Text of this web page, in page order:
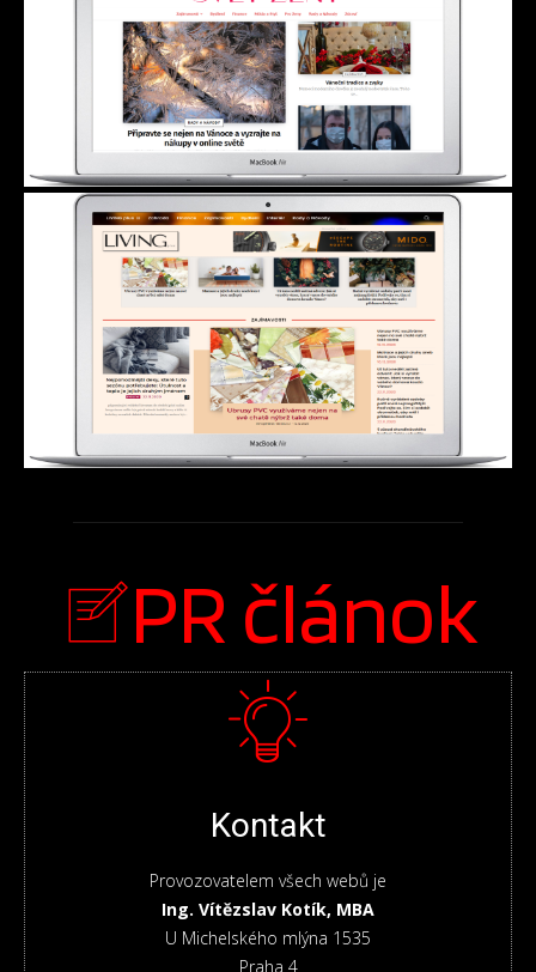
PR článok
Kontakt
Provozovatelem všech webů je
Ing. Vítězslav Kotík, MBA
U Michelského mlýna 1535
Praha 4